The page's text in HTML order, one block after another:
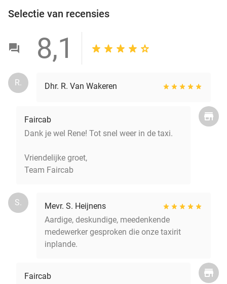
Selectie van recensies
8,1
R. Dhr. R. Van Wakeren
Faircab
Dank je wel Rene! Tot snel weer in de taxi.
Vriendelijke groet,
Team Faircab
S.
Mevr. S. Heijnens
Aardige, deskundige, meedenkende
medewerker gesproken die onze taxirit
inplande.
Faircab